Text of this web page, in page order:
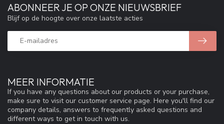
MEER INFORMATIE
If you have any questions about our products or your purchase,
make sure to visit our customer service page. Here you'll find our
company details, answers to frequently asked questions and
different ways to get in touch with us.
ABONNEER JE OP ONZE NIEUWSBRIEF
Blijf op de hoogte over onze laatste acties